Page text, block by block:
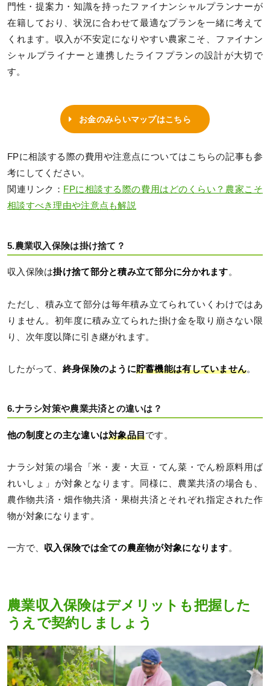
門性・提案力・知識を持ったファイナンシャルプランナーが
在籍しており、状況に合わせて最適なプランを一緒に考えて
くれます。収入が不安定になりやすい農家こそ、ファイナン
シャルプライナーと連携したライフプランの設計が大切で
す。
お金のみらいマップはこちら
FPに相談する際の費用や注意点についてはこちらの記事も参
考にしてください。
関連リンク： FPに相談する際の費用はどのくらい？農家こそ
相談すべき理由や注意点も解説
5.農業収入保険は掛け捨て？
収入保険は掛け捨て部分と積み立て部分に分かれます。
ただし、積み立て部分は毎年積み立てられていくわけではあ
りません。初年度に積み立てられた掛け金を取り崩さない限
り、次年度以降に引き継がれます。
したがって、 終身保険のように貯蓄機能は有していません。
6.ナラシ対策や農業共済との違いは？
他の制度との主な違いは対象品目です。
ナラシ対策の場合「米・麦・大豆・てん菜・でん粉原料用ば
れいしょ」が対象となります。同様に、農業共済の場合も、
農作物共済・畑作物共済・果樹共済とそれぞれ指定された作
物が対象になります。
一方で、 収入保険では全ての農産物が対象になります。
農業収入保険はデメリットも把握した
うえで契約しましょう